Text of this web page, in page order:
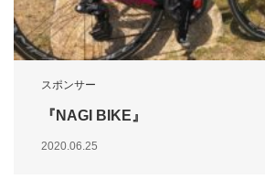
スポンサー
『NAGI BIKE』
2020.06.25